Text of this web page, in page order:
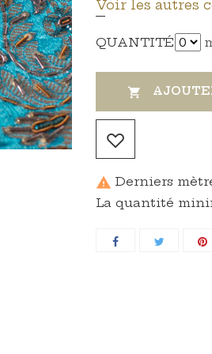
Voir les autres
QUANTITÉ

 Derniers
La quantité